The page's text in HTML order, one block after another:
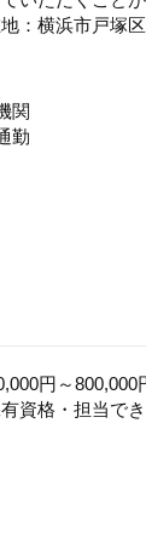
：横浜市戸塚
関
勤
円～800,000
資格・担当で